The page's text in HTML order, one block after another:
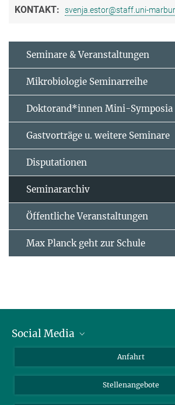
KONTAKT: svenja.estor@staff.uni-
Seminare & Veranstaltungen
Mikrobiologie Seminarreihe
Doktorand*innen Mini-Symposia
Gastvorträge u. weitere Seminare
Disputationen
Seminararchiv
Öffentliche Veranstaltungen
Max Planck geht zur Schule
Social Media
Anfahrt
Stellenangebote